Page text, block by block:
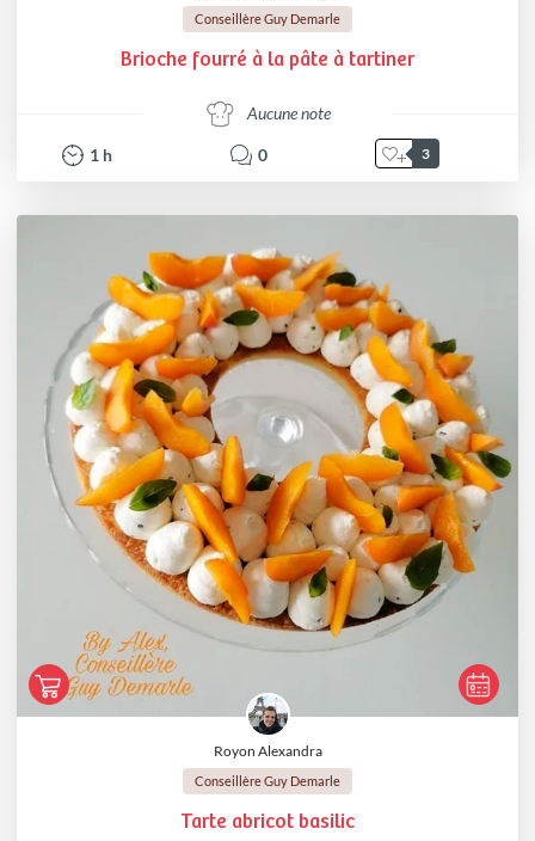
Conseillère Guy Demarle
Brioche fourré à la pâte à tartiner
Aucune note
1 h 0 3
Royon Alexandra
Conseillère Guy Demarle
Tarte abricot basilic